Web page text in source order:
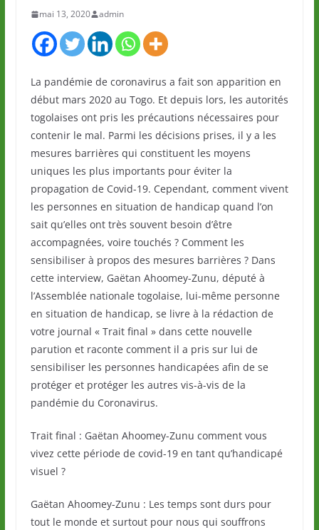
mai 13, 2020 admin
La pandémie de coronavirus a fait son apparition en
début mars 2020 au Togo. Et depuis lors, les autorités
togolaises ont pris les précautions nécessaires pour
contenir le mal. Parmi les décisions prises, il y a les
mesures barrières qui constituent les moyens
uniques les plus importants pour éviter la
propagation de Covid-19. Cependant, comment vivent
les personnes en situation de handicap quand l’on
sait qu’elles ont très souvent besoin d’être
accompagnées, voire touchés ? Comment les
sensibiliser à propos des mesures barrières ? Dans
cette interview, Gaëtan Ahoomey-Zunu, député à
l’Assemblée nationale togolaise, lui-même personne
en situation de handicap, se livre à la rédaction de
votre journal « Trait final » dans cette nouvelle
parution et raconte comment il a pris sur lui de
sensibiliser les personnes handicapées afin de se
protéger et protéger les autres vis-à-vis de la
pandémie du Coronavirus.
Trait final : Gaëtan Ahoomey-Zunu comment vous
vivez cette période de covid-19 en tant qu’handicapé
visuel ?
Gaëtan Ahoomey-Zunu : Les temps sont durs pour
tout le monde et surtout pour nous qui souffrons